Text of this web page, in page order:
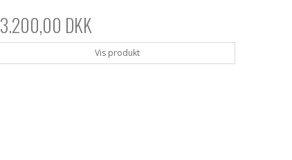
3.200,00 DKK
Vis produkt